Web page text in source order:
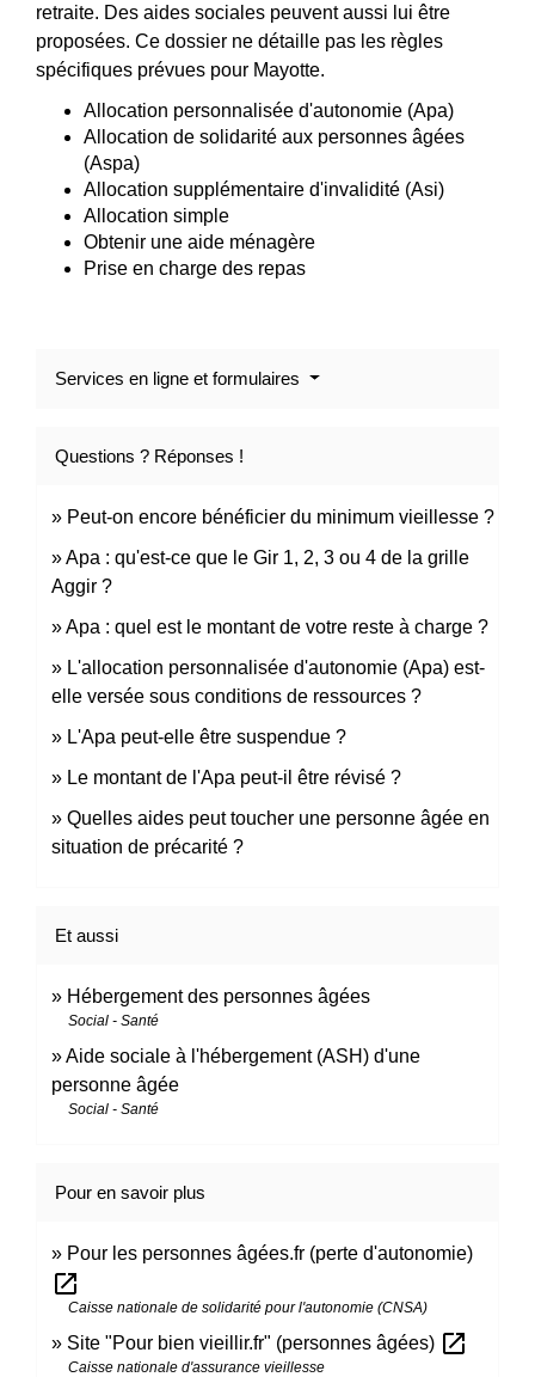
retraite. Des aides sociales peuvent aussi lui être
proposées. Ce dossier ne détaille pas les règles
spécifiques prévues pour Mayotte.
Allocation personnalisée d'autonomie (Apa)
Allocation de solidarité aux personnes âgées
(Aspa)
Allocation supplémentaire d'invalidité (Asi)
Allocation simple
Obtenir une aide ménagère
Prise en charge des repas
Services en ligne et formulaires
Questions ? Réponses !
Peut-on encore bénéficier du minimum vieillesse ?
Apa : qu'est-ce que le Gir 1, 2, 3 ou 4 de la grille
Aggir ?
Apa : quel est le montant de votre reste à charge ?
L'allocation personnalisée d'autonomie (Apa) est-
elle versée sous conditions de ressources ?
L'Apa peut-elle être suspendue ?
Le montant de l'Apa peut-il être révisé ?
Quelles aides peut toucher une personne âgée en
situation de précarité ?
Et aussi
Hébergement des personnes âgées
Social - Santé
Aide sociale à l'hébergement (ASH) d'une
personne âgée
Social - Santé
Pour en savoir plus
Pour les personnes âgées.fr (perte d'autonomie)
open_in_new
Caisse nationale de solidarité pour l'autonomie (CNSA)
Site "Pour bien vieillir.fr" (personnes âgées) open_in_new
Caisse nationale d'assurance vieillesse